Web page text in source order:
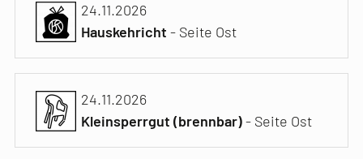
24.11.2026
Hauskehricht- Seite Ost
24.11.2026
Kleinsperrgut (brennbar)- Seite Ost